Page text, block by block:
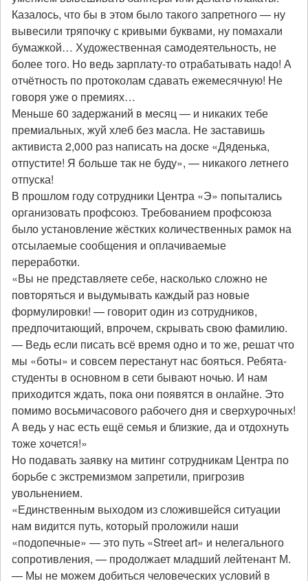
Казалось, что бы в этом было такого запретного — ну
вывесили тряпочку с кривыми буквами, ну помахали
бумажкой… Художественная самодеятельность, не
более того. Но ведь зарплату-то отрабатывать надо! А
отчётность по протоколам сдавать ежемесячную! Не
говоря уже о премиях…
Меньше 60 задержаний в месяц — и никаких тебе
премиальных, жуй хлеб без масла. Не заставишь
активиста 2,000 раз написать на доске «Дяденька,
отпустите! Я больше так не буду», — никакого летнего
отпуска!
В прошлом году сотрудники Центра «Э» попытались
организовать профсоюз. Требованием профсоюза
было установление жёстких количественных рамок на
отсылаемые сообщения и оплачиваемые
переработки.
«Вы не представляете себе, насколько сложно не
повторяться и выдумывать каждый раз новые
формулировки! — говорит один из сотрудников,
предпочитающий, впрочем, скрывать свою фамилию.
— Ведь если писать всё время одно и то же, решат что
мы «боты» и совсем перестанут нас бояться. Ребята-
студенты в основном в сети бывают ночью. И нам
приходится ждать, пока они появятся в онлайне. Это
помимо восьмичасового рабочего дня и сверхурочных!
А ведь у нас есть ещё семья и близкие, да и отдохнуть
тоже хочется!»
Но подавать заявку на митинг сотрудникам Центра по
борьбе с экстремизмом запретили, пригрозив
увольнением.
«Единственным выходом из сложившейся ситуации
нам видится путь, который проложили наши
«подопечные» — это путь «Street art» и нелегального
сопротивления, — продолжает младший лейтенант М.
— Мы не можем добиться человеческих условий в